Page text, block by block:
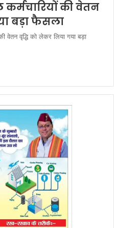
की वेतन
बड़ा फैसला
वेतन वृद्धि को लेकर लिया गया बड़ा